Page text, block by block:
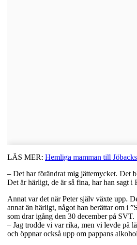
LÄS MER: Hemliga mamman till
– Det har förändrat mig jättemycket. Det
Det är härligt, de är så fina, har han sagt i
Annat var det när Peter själv växte upp.
annat än härligt, något han berättar om i
som drar igång den 30 december på SVT.
– Jag trodde vi var rika, men vi levde på
och öppnar också upp om pappans